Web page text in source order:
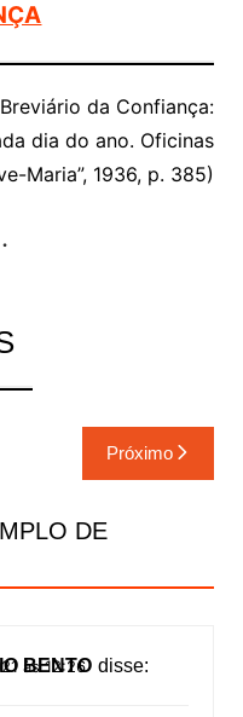
da Confiança:
dia do ano. Oficinas
Maria”, 1936, p. 385)
Próximo
DE
BENTO disse:
às 12:26